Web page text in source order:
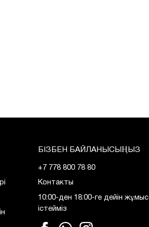
БІЗБЕН БАЙЛАНЫСЫҢЫЗ
+7 778 800 78 80
Контакты
10:00-ден 18:00-ге дейін жұмыс
істейміз